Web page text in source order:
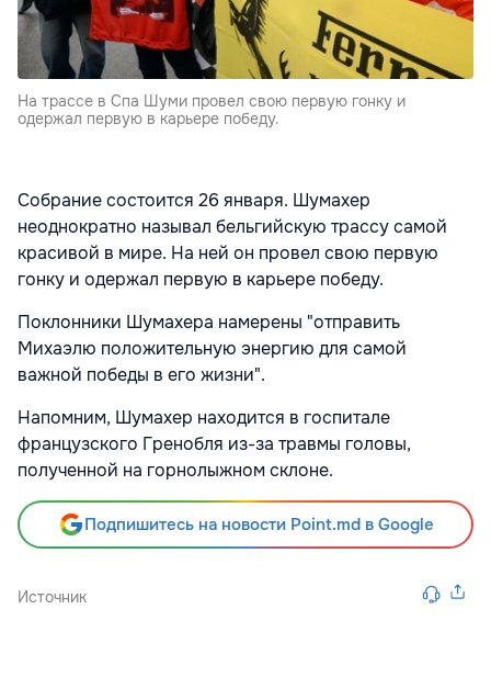
На трассе в Спа Шуми провел свою первую гонку и
одержал первую в карьере победу.
Собрание состоится 26 января. Шумахер
неоднократно называл бельгийскую трассу самой
красивой в мире. На ней он провел свою первую
гонку и одержал первую в карьере победу.
Поклонники Шумахера намерены "отправить
Михаэлю положительную энергию для самой
важной победы в его жизни".
Напомним, Шумахер находится в госпитале
французского Гренобля из-за травмы головы,
полученной на горнолыжном склоне.
Подпишитесь на новости Point.md в Google
Источник